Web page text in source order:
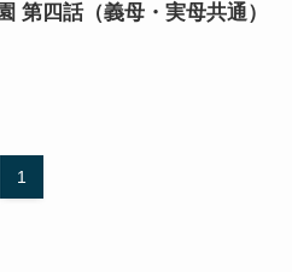
第四話（義母・実母共通）
1